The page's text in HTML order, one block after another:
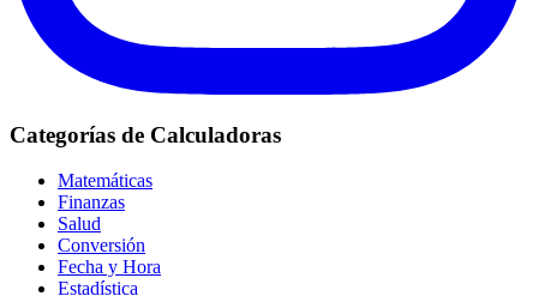
Categorías de Calculadoras
Matemáticas
Finanzas
Salud
Conversión
Fecha y Hora
Estadística